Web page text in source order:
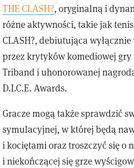
THE CLASH?, oryginalną i
różne aktywności, takie jak
CLASH?, debiutująca
przez krytyków komediowej gry
Triband i uhonorowanej
D.I.C.E. Awards.
Gracze mogą także sprawdzić
symulacyjnej, w której będą
i kociętami oraz troszczyć się o
i niekończącej się grze